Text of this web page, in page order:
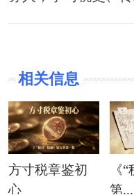
相关信息
方寸税章鉴初
心
《
第...